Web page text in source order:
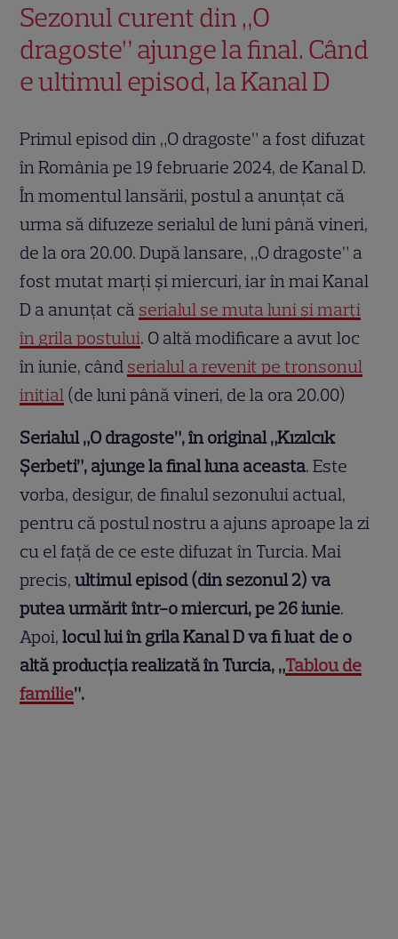
Sezonul curent din „O
dragoste” ajunge la final. Când
e ultimul episod, la Kanal D
Primul episod din „O dragoste” a fost difuzat
în România pe 19 februarie 2024, de Kanal D.
În momentul lansării, postul a anunțat că
urma să difuzeze serialul de luni până vineri,
de la ora 20.00. După lansare, „O dragoste” a
fost mutat marți și miercuri, iar în mai Kanal
D a anunțat că serialul se muta luni și marți
în grila postului. O altă modificare a avut loc
în iunie, când serialul a revenit pe tronsonul
inițial (de luni până vineri, de la ora 20.00)
Serialul „O dragoste”, în original „Kızılcık
Şerbeti”, ajunge la final luna aceasta. Este
vorba, desigur, de finalul sezonului actual,
pentru că postul nostru a ajuns aproape la zi
cu el față de ce este difuzat în Turcia. Mai
precis,ultimul episod (din sezonul 2) va
putea urmărit într-o miercuri, pe 26 iunie.
Apoi, locul lui în grila Kanal D va fi luat de o
altă producția realizată în Turcia, „Tablou de
familie”.